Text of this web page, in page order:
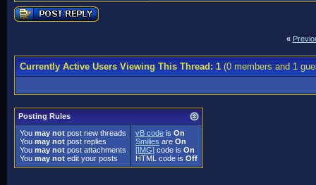
«
Currently Active Users Viewing This Thread: 1(0 members and 1
Posting Rules
You may not post new threads
You may not post replies
You may not post attachments
You may not edit your posts
vB code is On
Smilies are On
[IMG] code is On
HTML code is Off